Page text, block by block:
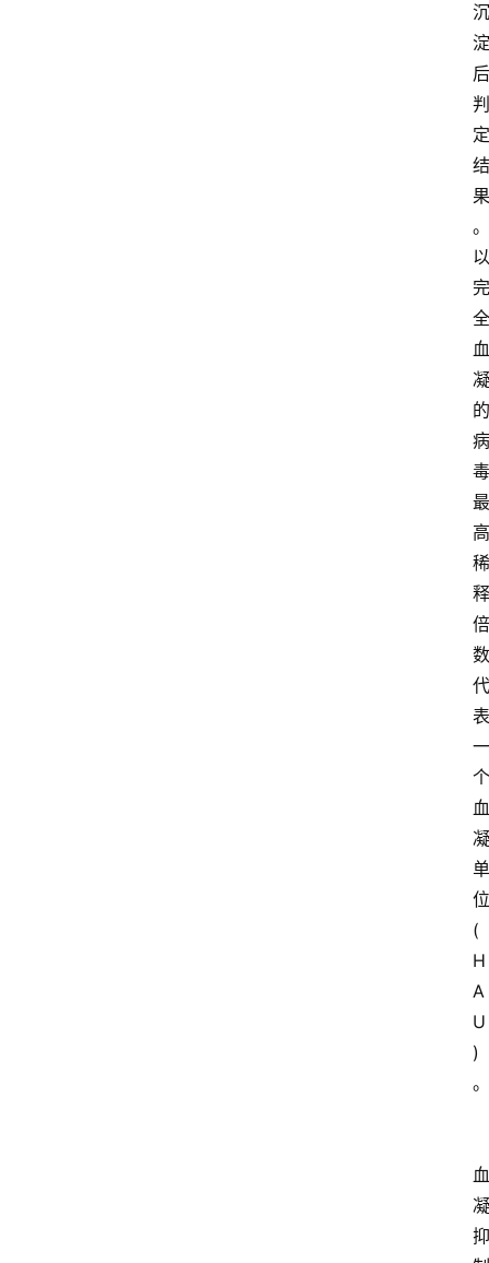
沉
淀
后
判
定
结
果
。
以
完
全
血
凝
的
病
毒
最
高
稀
释
倍
数
代
表
一
个
血
凝
单
位
(
H
A
U
)
。
血
凝
抑